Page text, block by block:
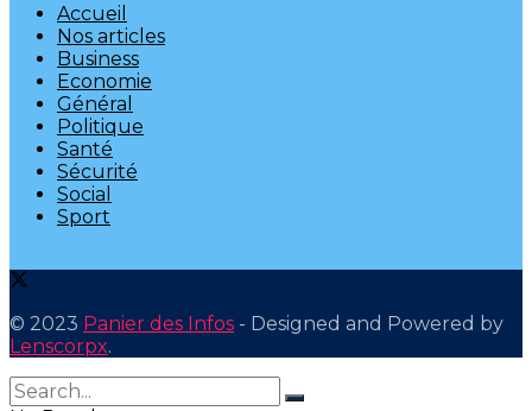
Accueil
Nos articles
Business
Economie
Général
Politique
Santé
Sécurité
Social
Sport
© 2023 Panier des Infos - Designed and Powered by
Lenscorpx.